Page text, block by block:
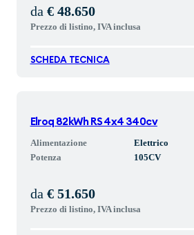
da € 48.650
Prezzo di listino, IVA inclusa
SCHEDA TECNICA
Elroq 82kWh RS 4x4 340cv
Alimentazione
Elettrico
Potenza
105CV
da € 51.650
Prezzo di listino, IVA inclusa